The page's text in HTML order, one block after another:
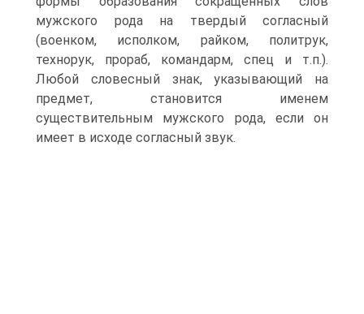
мужского рода на твердый согласный
(военком, исполком, райком, политрук,
технорук, прораб, командарм, спец и т.п.).
Любой словесный знак, указывающий на
предмет, становится именем
существительным мужского рода, если он
имеет в исходе согласный звук.